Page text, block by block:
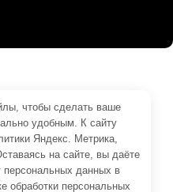
данных
данных
чтобы сделать ваше
удобным. К cайту
Яндекс. Метрика,
на сайте, вы даёте
персональных данных в
обработки персональных